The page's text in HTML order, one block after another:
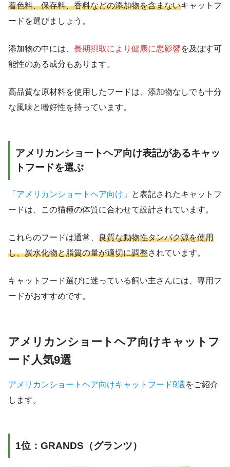
着色料、保存料、香料などの添加物を含まないキャットフ
ードを選びましょう。
添加物の中には、 長期摂取により健康に悪影響を及ぼす可
能性のある成分もあります。
高品質な原材料を使用したフードは、添加物なしでも十分
な風味と嗜好性を持っています。
アメリカンショートヘア向け表記があるキャッ
トフードを選ぶ
「アメリカンショートヘア向け」
と表記されたキャットフ
ードは、この猫種の体質に合わせて設計されています。
これらのフードは通常、 良質な動物性タンパク源を使用
し、炭水化物と脂質の量が適切に調整されています。
キャットフード選びに迷っている飼い主さんには、専用フ
ードがおすすめです。
アメリカンショートヘア向けキャットフ
ード人気9選
アメリカンショートヘア向けキャットフード9選をご紹介
します。
1位：GRANDS（グランツ）